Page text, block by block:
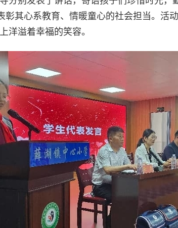
彰其心系教育、情暖童心的社会担当。活
洋溢着幸福的笑容。